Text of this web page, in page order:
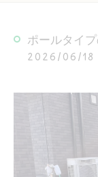
ポールタイ
2026/06/18